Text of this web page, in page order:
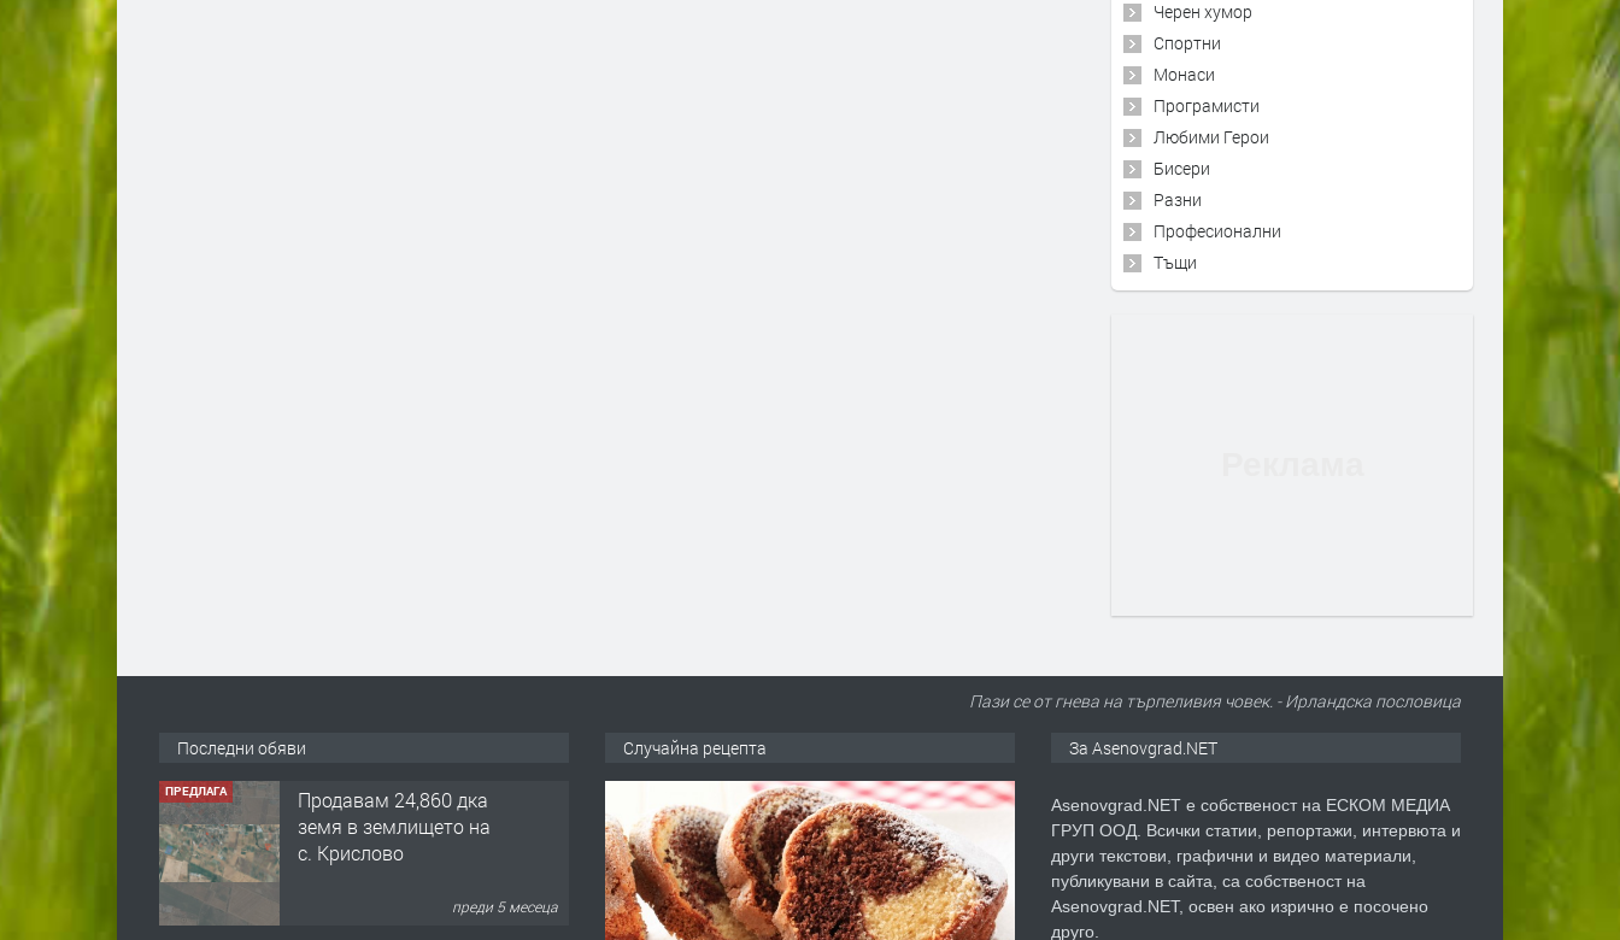
Черен хумор
Спортни
Монаси
Програмисти
Любими Герои
Бисери
Разни
Професионални
Тъщи
Пази се от гнева на търпеливия човек. - Ирландскa пословицa
Последни обяви
ПРЕДЛАГА
Продавам 24,860 дка
земя в землището на
с. Крислово
преди 5 месеца
Случайна рецепта За Asenovgrad.NET
Asenovgrad.NET е собственост на ЕСКОМ МЕДИА
ГРУП ООД. Всички статии, репортажи, интервюта и
други текстови, графични и видео материали,
публикувани в сайта, са собственост на
Asenovgrad.NET, освен ако изрично е посочено
друго.